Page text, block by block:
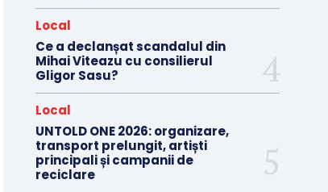
Local
Ce a declanșat scandalul din
Mihai Viteazu cu consilierul
Gligor Sasu?
Local
UNTOLD ONE 2026: organizare,
transport prelungit, artiști
principali și campanii de
reciclare